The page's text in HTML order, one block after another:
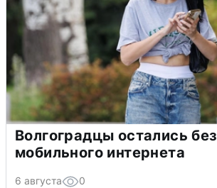
Волгоградцы остались без
мобильного интернета
6 августа 0